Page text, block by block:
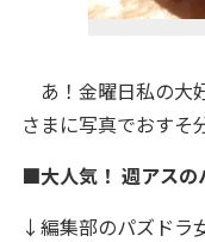
あ！金曜日私の大
さまに写真でおすそ
■大人気！ 週アスの
↓編集部のパズドラ